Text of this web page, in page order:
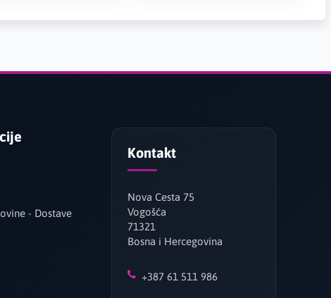
- Dostave
Kontakt
Nova Cesta 75
Vogošća
71321
Bosna i Hercegovina
+387 61 511 986